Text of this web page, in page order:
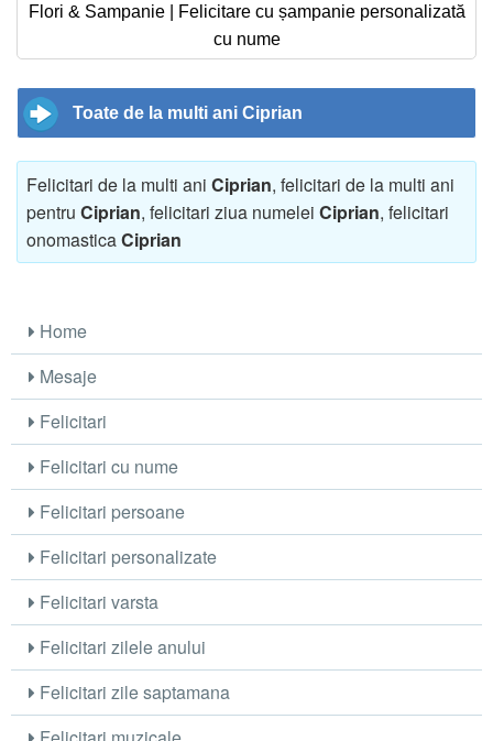
Flori & Sampanie | Felicitare cu șampanie personalizată
cu nume
Toate de la multi ani Ciprian
Felicitari de la multi ani Ciprian, felicitari de la multi ani
pentru Ciprian, felicitari ziua numelei Ciprian, felicitari
onomasticaCiprian
Home
Mesaje
Felicitari
Felicitari cu nume
Felicitari persoane
Felicitari personalizate
Felicitari varsta
Felicitari zilele anului
Felicitari zile saptamana